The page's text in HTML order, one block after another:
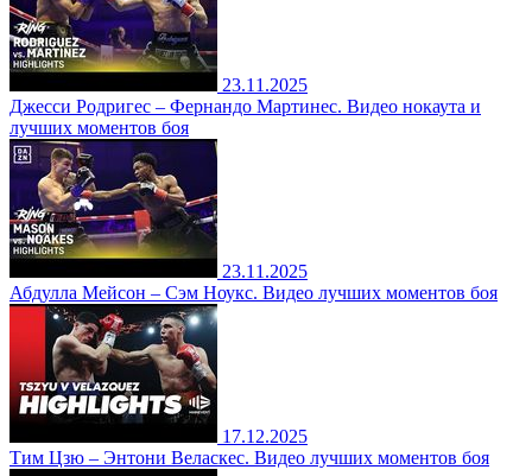
23.11.2025
Джесси Родригес – Фернандо Мартинес. Видео нокаута и
лучших моментов боя
23.11.2025
Абдулла Мейсон – Сэм Ноукс. Видео лучших моментов боя
17.12.2025
Тим Цзю – Энтони Веласкес. Видео лучших моментов боя